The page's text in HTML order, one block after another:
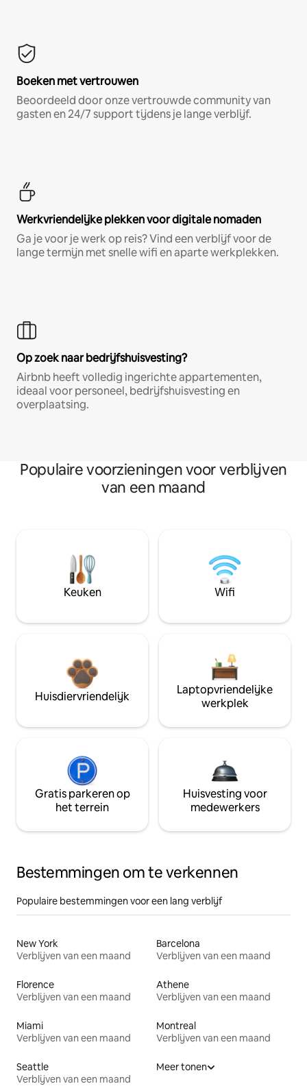
Boeken met vertrouwen
Beoordeeld door onze vertrouwde community van
gasten en 24/7 support tijdens je lange verblijf.
Werkvriendelijke plekken voor digitale nomaden
Ga je voor je werk op reis? Vind een verblijf voor de
lange termijn met snelle wifi en aparte werkplekken.
Op zoek naar bedrijfshuisvesting?
Airbnb heeft volledig ingerichte appartementen,
ideaal voor personeel, bedrijfshuisvesting en
overplaatsing.
Populaire voorzieningen voor verblijven
van een maand
Keuken Wifi
Huisdiervriendelijk
Laptopvriendelijke
werkplek
Gratis parkeren op
het terrein
Huisvesting voor
medewerkers
Bestemmingen om te verkennen
Populaire bestemmingen voor een lang verblijf
New York
Verblijven van een maand
Barcelona
Verblijven van een maand
Florence
Verblijven van een maand
Athene
Verblijven van een maand
Miami
Verblijven van een maand
Montreal
Verblijven van een maand
Seattle
Verblijven van een maand
Meer tonen